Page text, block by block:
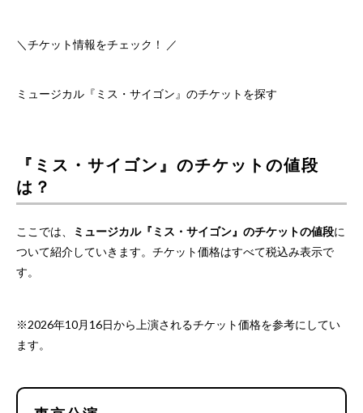
＼チケット情報をチェック！ ／
ミュージカル『ミス・サイゴン』のチケットを探す
『ミス・サイゴン』のチケットの値段
は？
ここでは、 ミュージカル『ミス・サイゴン』のチケットの値段に
ついて紹介していきます。チケット価格はすべて税込み表示で
す。
※2026年10月16日から上演されるチケット価格を参考にしてい
ます。